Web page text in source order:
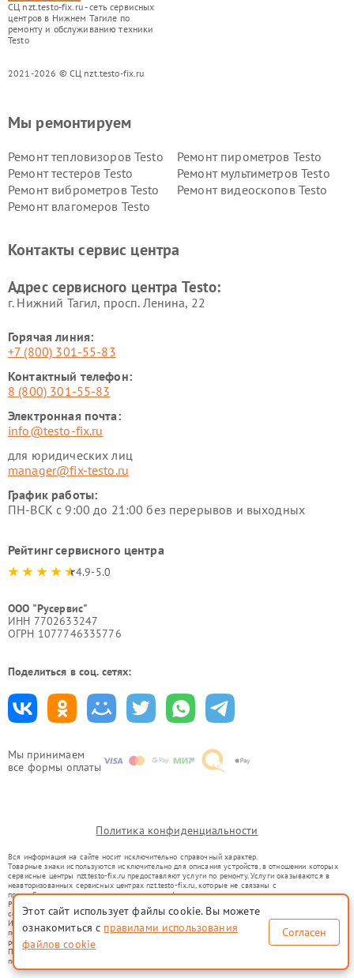
СЦ nzt.testo-fix.ru - сеть сервисных
центров в Нижнем Тагиле по
ремонту и обслуживанию техники
Testo
2021-2026 © СЦ nzt.testo-fix.ru
Мы принимаем
все формы оплаты
Мы ремонтируем
Ремонт тепловизоров Testo
Ремонт пирометров Testo
Ремонт тестеров Testo
Ремонт мультиметров Testo
Ремонт виброметров Testo
Ремонт видеоскопов Testo
Ремонт влагомеров Testo
Контакты сервис центра
Адрес сервисного центра Testo:
г. Нижний Тагил, просп. Ленина, 22
Горячая линия:
+7 (800) 301-55-83
Контактный телефон:
8 (800) 301-55-83
Электронная почта:
info@testo-fix.ru
для юридических лиц
manager@fix-testo.ru
График работы:
ПН-ВСК с 9:00 до 21:00 без перерывов и выходных
Рейтинг сервисного центра
4.9-5.0
ООО "Русервис"
ИНН 7702633247
ОГРН 1077746335776
Поделиться в соц. сетях:
Политика конфиденциальности
Вся информация на сайте носит исключительно справочный характер.
Товарные знаки используются исключительно для описания устройств, в отношении которых
сервисные центры nzt.testo-fix.ru предоставляют услуги по ремонту. Услуги оказываются в
неавторизованных сервисных центрах nzt.testo-fix.ru, которые не связаны с
правообладателями товарных знаков или их официальными представителями.
Ремонт осуществляется для устройств, уже введенных в гражданский оборот в соответствии
со статьей 1487 ГК РФ.
Использование товарных знаков не преследует цели индивидуализации услуг или введения
потребителей в заблуждение, а служит для информирования о предоставляемых услугах по
ремонту техники указанных брендов.
Представленная на сайте информация не является публичной офертой, определяемой
положениями Статьи 437(2) Гражданского кодекса РФ
Этот сайт использует файлы cookie. Вы можете
ознакомиться с правилами использования
файлов cookie
Согласен